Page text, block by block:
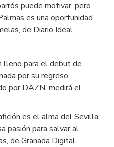
puede motivar, pero
es una oportunidad
de Diario Ideal.
lleno para el debut de
por su regreso
por DAZN, medirá el
es el alma del Sevilla.
pasión para salvar al
de Granada Digital.